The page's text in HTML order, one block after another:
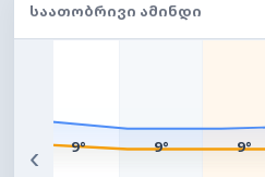
ᲡᲐᲐᲗᲝᲑᲠᲘᲕᲘ ᲐᲛᲘᲜᲓᲘ
‹ 9° 9° 9°